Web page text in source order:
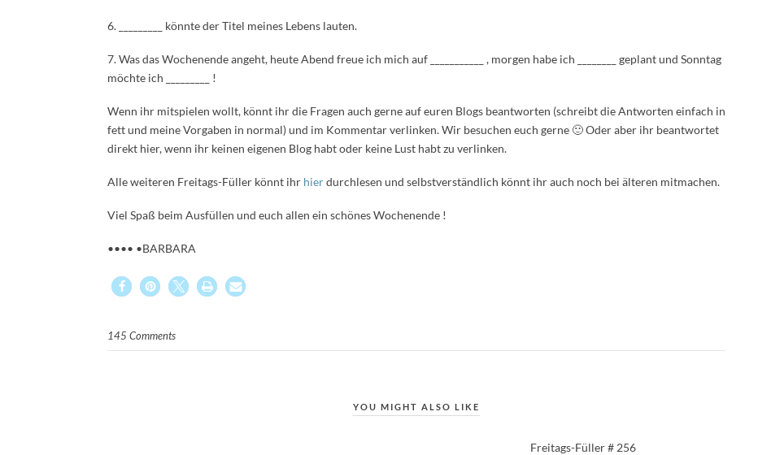
6. _________ könnte der Titel meines Lebens lauten.
7. Was das Wochenende angeht, heute Abend freue ich mich auf ___________ , morgen habe ich ________ geplant und Sonntag
möchte ich _________ !
Wenn ihr mitspielen wollt, könnt ihr die Fragen auch gerne auf euren Blogs beantworten (schreibt die Antworten einfach in
fett und meine Vorgaben in normal) und im Kommentar verlinken. Wir besuchen euch gerne 🙂 Oder aber ihr beantwortet
direkt hier, wenn ihr keinen eigenen Blog habt oder keine Lust habt zu verlinken.
Alle weiteren Freitags-Füller könnt ihr hierdurchlesen und selbstverständlich könnt ihr auch noch bei älteren mitmachen.
Viel Spaß beim Ausfüllen und euch allen ein schönes Wochenende !
•••• •BARBARA
145 Comments
YOU MIGHT ALSO LIKE
Freitags-Füller # 256